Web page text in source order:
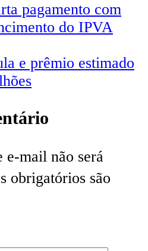
pagamento com
do IPVA
e prêmio estimado
e-mail não será
obrigatórios são